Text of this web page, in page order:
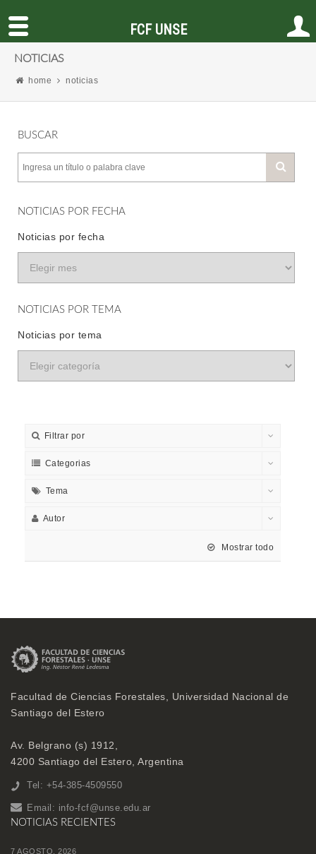
NOTICIAS
home noticias
BUSCAR
NOTICIAS POR FECHA
Noticias por fecha
NOTICIAS POR TEMA
Noticias por tema
Filtrar por
Categorias
Tema
Autor
Mostrar todo
Facultad de Ciencias Forestales, Universidad Nacional de
Santiago del Estero
Av. Belgrano (s) 1912,
4200 Santiago del Estero, Argentina
Tel: +54-385-4509550
Email: info-fcf@unse.edu.ar
NOTICIAS RECIENTES
7 AGOSTO, 2026
FCF UNSE